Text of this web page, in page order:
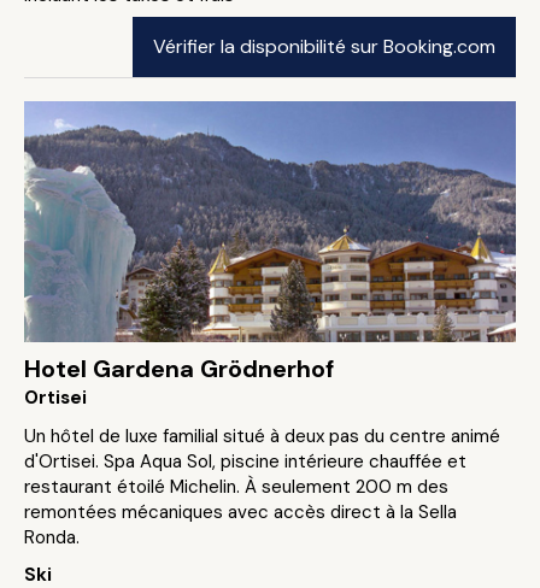
Vérifier la disponibilité sur Booking.com
Hotel Gardena Grödnerhof
Ortisei
Un hôtel de luxe familial situé à deux pas du centre animé
d'Ortisei. Spa Aqua Sol, piscine intérieure chauffée et
restaurant étoilé Michelin. À seulement 200 m des
remontées mécaniques avec accès direct à la Sella
Ronda.
Ski